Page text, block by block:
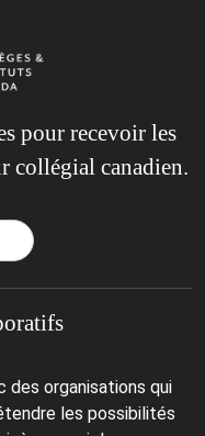
pour recevoir les
collégial canadien.
des organisations qui
les possibilités